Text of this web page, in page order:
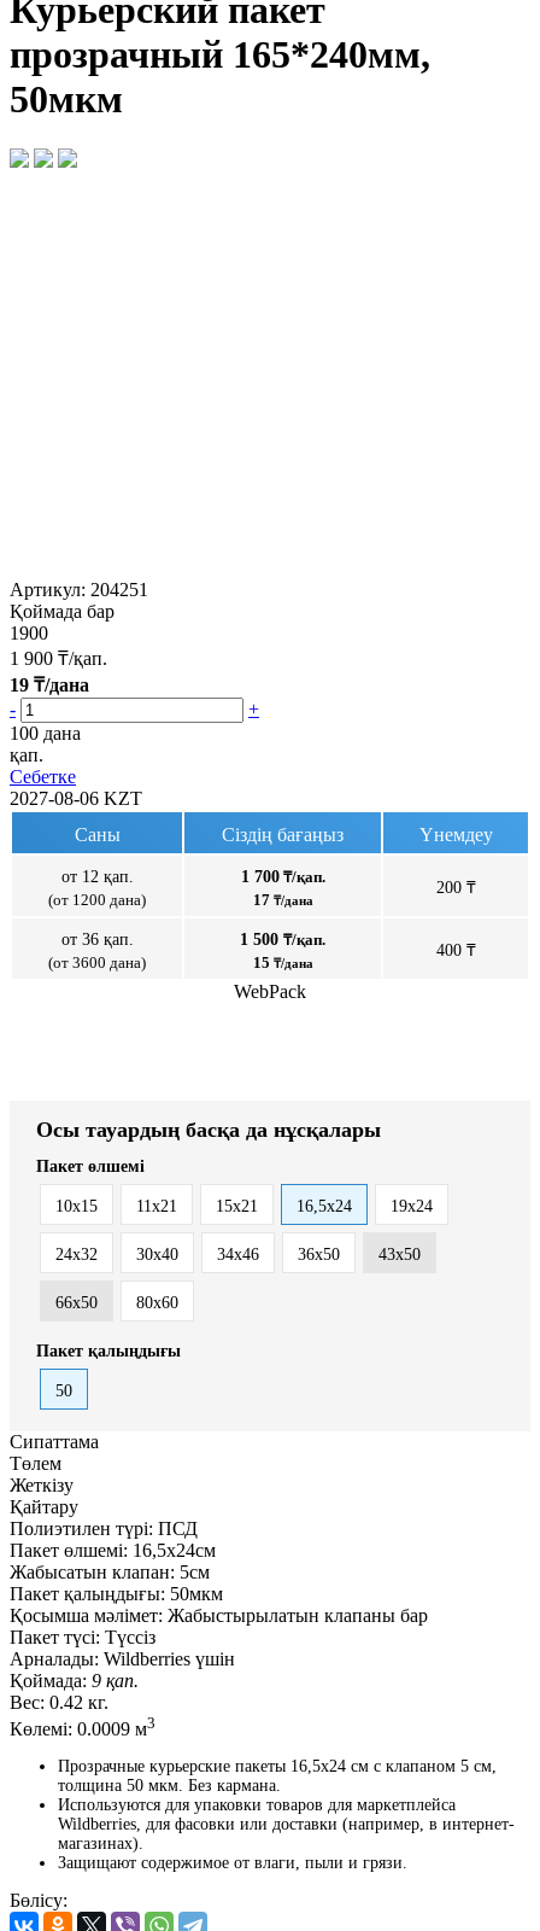
Курьерский пакет
прозрачный 165*240мм,
50мкм
Артикул: 204251
Қоймада бар
1900
1 900 ₸/қап.
19 ₸/дана
-
+
100 дана
қап.
Себетке
2027-08-06 KZT
Саны
Сіздің бағаңыз Үнемдеу
от 12 қап.
(от 1200 дана)
1 700₸/қап.
17 ₸/дана
200 ₸
от 36 қап.
(от 3600 дана)
1 500 ₸/қап.
15 ₸/дана
400 ₸
WebPack
Осы тауардың басқа да нұсқалары
Пакет өлшемі
10x15 11x21 15x21 16,5х24 19х24
24х32 30x40 34х46 36х50 43х50
66х50 80х60
Пакет қалыңдығы
50
Сипаттама
Төлем
Жеткізу
Қайтару
Полиэтилен түрі: ПСД
Пакет өлшемі: 16,5х24см
Жабысатын клапан: 5см
Пакет қалыңдығы: 50мкм
Қосымша мәлімет: Жабыстырылатын клапаны бар
Пакет түсі: Түссіз
Арналады: Wildberries үшін
Қоймада: 9 қап.
Вес: 0.42 кг.
Көлемі: 0.0009 м3
Прозрачные курьерские пакеты 16,5x24 см с клапаном 5 см,
толщина 50 мкм. Без кармана.
Используются для упаковки товаров для маркетплейса
Wildberries, для фасовки или доставки (например, в интернет-
магазинах).
Защищают содержимое от влаги, пыли и грязи.
Бөлісу: